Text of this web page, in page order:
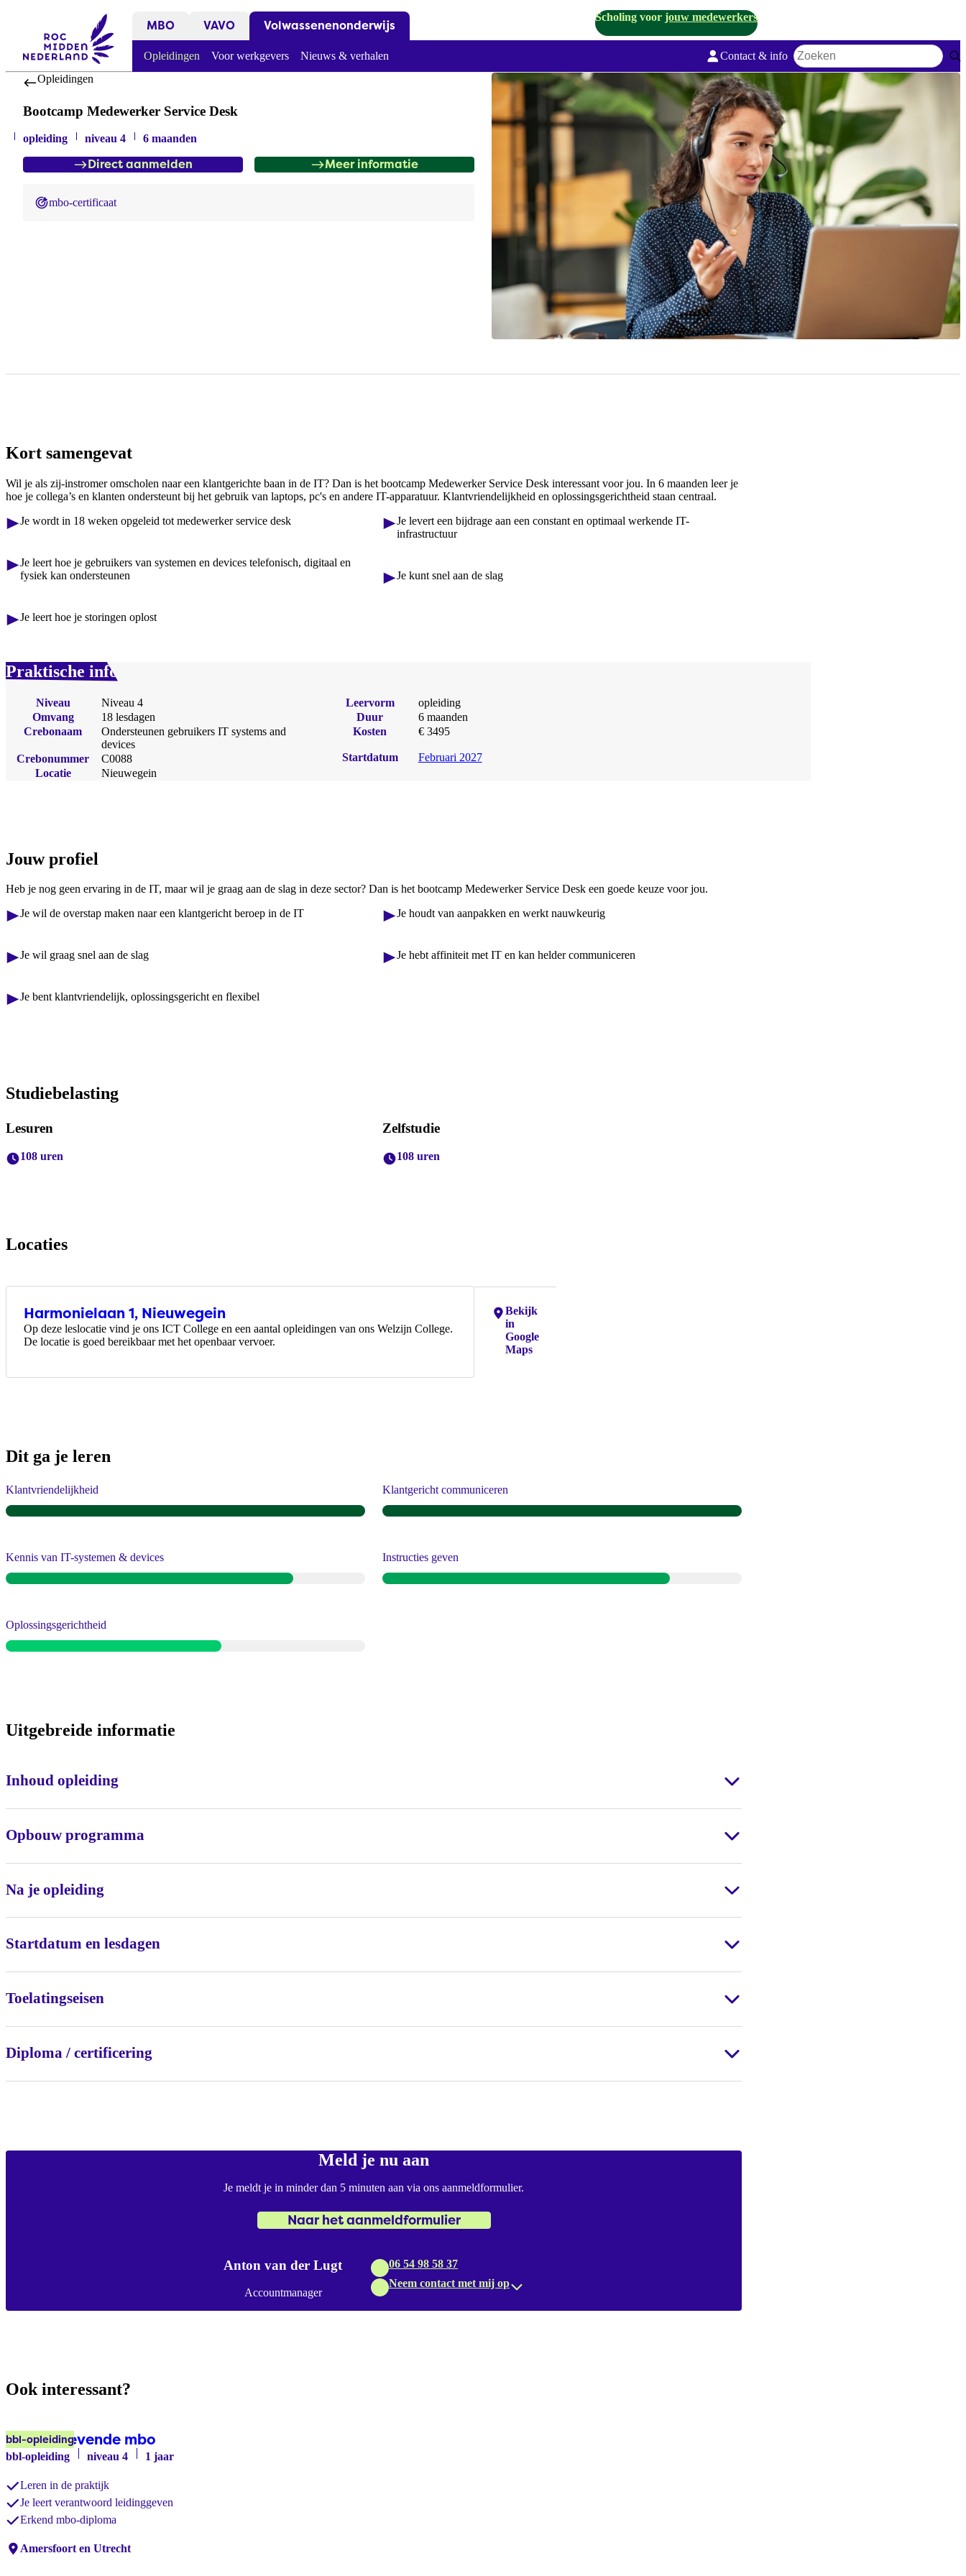
MBO VAVO Volwassenenonderwijs
Scholing voor jouw medewerkers
Opleidingen Voor werkgevers Nieuws & verhalen Contact & info Zoekwoord
Opleidingen
Bootcamp Medewerker Service Desk
opleiding niveau 4 6 maanden
Direct aanmelden Meer informatie
mbo-certificaat
Kort samengevat
Wil je als zij-instromer omscholen naar een klantgerichte baan in de IT? Dan is het bootcamp Medewerker Service Desk interessant voor jou. In 6 maanden leer je
hoe je collega’s en klanten ondersteunt bij het gebruik van laptops, pc's en andere IT-apparatuur. Klantvriendelijkheid en oplossingsgerichtheid staan centraal.
Je wordt in 18 weken opgeleid tot medewerker service desk
Je leert hoe je gebruikers van systemen en devices telefonisch, digitaal en
fysiek kan ondersteunen
Je leert hoe je storingen oplost
Je levert een bijdrage aan een constant en optimaal werkende IT-
infrastructuur
Je kunt snel aan de slag
Praktische info
Niveau
Niveau 4
Omvang
18 lesdagen
Crebonaam
Ondersteunen gebruikers IT systems and
devices
Crebonummer
C0088
Locatie
Nieuwegein
Leervorm
opleiding
Duur
6 maanden
Kosten
€ 3495
Startdatum Februari 2027
Jouw profiel
Heb je nog geen ervaring in de IT, maar wil je graag aan de slag in deze sector? Dan is het bootcamp Medewerker Service Desk een goede keuze voor jou.
Je wil de overstap maken naar een klantgericht beroep in de IT
Je wil graag snel aan de slag
Je bent klantvriendelijk, oplossingsgericht en flexibel
Je houdt van aanpakken en werkt nauwkeurig
Je hebt affiniteit met IT en kan helder communiceren
Studiebelasting
Lesuren
108 uren
Zelfstudie
108 uren
Locaties
Harmonielaan 1, Nieuwegein
Op deze leslocatie vind je ons ICT College en een aantal opleidingen van ons Welzijn College.
De locatie is goed bereikbaar met het openbaar vervoer.
Locaties:
Bekijk
in
Google
Maps
Dit ga je leren
Klantvriendelijkheid Klantgericht communiceren
Kennis van IT-systemen & devices Instructies geven
Oplossingsgerichtheid
Uitgebreide informatie
Inhoud opleiding
Opbouw programma
Na je opleiding
Startdatum en lesdagen
Toelatingseisen
Diploma / certificering
Meld je nu aan
Je meldt je in minder dan 5 minuten aan via ons aanmeldformulier.
Naar het aanmeldformulier
Anton van der Lugt
Accountmanager
06 54 98 58 37
Neem contact met mij op
Ook interessant?
Leidinggevende mbo
bbl-opleiding niveau 4 1 jaar
bbl-opleiding
Leren in de praktijk
Je leert verantwoord leidinggeven
Erkend mbo-diploma
Locaties:
Amersfoort en Utrecht